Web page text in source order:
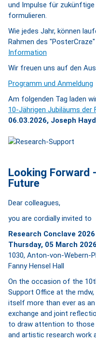
und Impulse für
formulieren.
Wie jedes Jahr, können
Rahmen des
Information
Wir freuen uns auf den
Programm und Anmeldung
Am folgenden Tag laden
10-Jährigen Jubiläums
06.03.2026, Joseph
Looking Forward
Future
Dear colleagues,
you are cordially invited to
Research Conclave 2026
Thursday, 05 March
1030, Anton-von-Webern-
Fanny Hensel Hall
On the occasion of the
Support Office at the mdw,
itself more than ever as
exchange and joint
to draw attention to
and artistic research work